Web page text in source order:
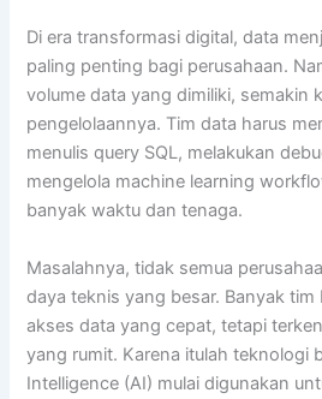
Di era transformasi digital, data
paling penting bagi perusahaan.
volume data yang dimiliki, semakin
pengelolaannya. Tim data harus
menulis query SQL, melakukan
mengelola machine learning
banyak waktu dan tenaga.
Masalahnya, tidak semua
daya teknis yang besar. Banyak
akses data yang cepat, tetapi
yang rumit. Karena itulah teknologi
Intelligence (AI) mulai digunakan